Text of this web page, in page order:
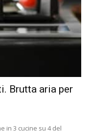
Brutta aria per
in 3 cucine su 4 del